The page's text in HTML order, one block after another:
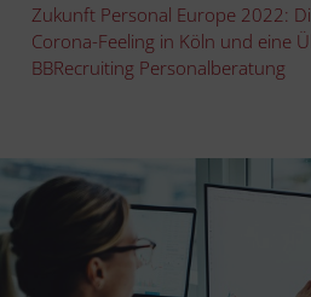
Zukunft Personal Europe 2022:
Corona-Feeling in Köln und eine
BBRecruiting Personalberatung